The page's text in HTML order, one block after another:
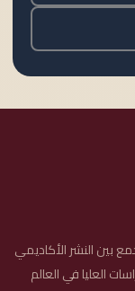
بين النشر الأكاديمي
العليا في العالم